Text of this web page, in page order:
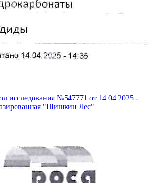
исследования №547771 от 14.04.2025 -
"Шишкин Лес"